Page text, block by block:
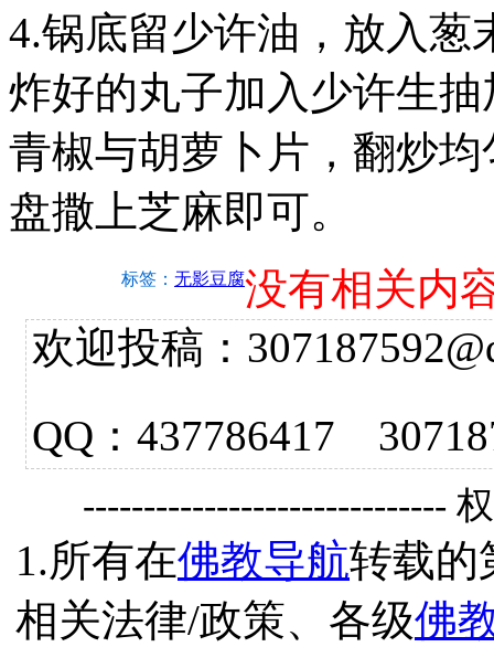
4.锅底留少许油，放入葱
炸好的丸子加入少许生
青椒与胡萝卜片，翻炒
盘撒上芝麻即可。
标签： 无影豆腐没有相关内
欢迎投稿：
QQ：437786417
------------------------------
1.所有在佛教导航转载的
相关法律/政策、各级佛